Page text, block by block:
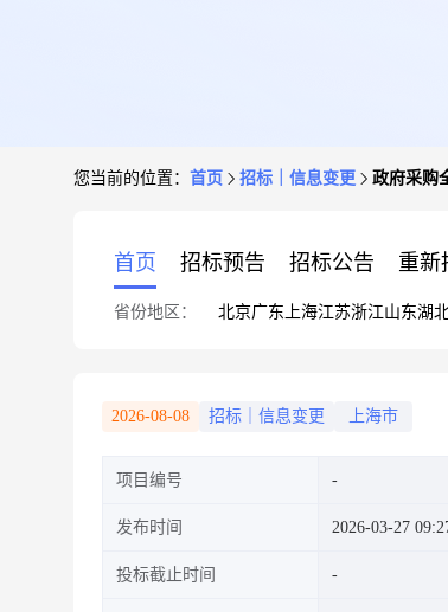
您当前的位置： 首页 招标｜信息变更 政府采购
首页 招标预告 招标公告 重新
省份地区： 北京广东 上海江苏浙江山东湖
2026-08-08 招标｜信息变更 上海市
项目编号
发布时间 2026-03-27
投标截止时间